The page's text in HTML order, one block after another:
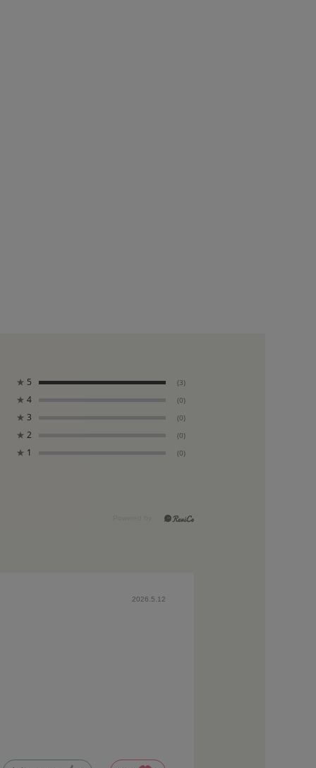
★ 5 (3)
★ 4 (0)
★ 3 (0)
★ 2 (0)
★ 1 (0)
2026.5.12